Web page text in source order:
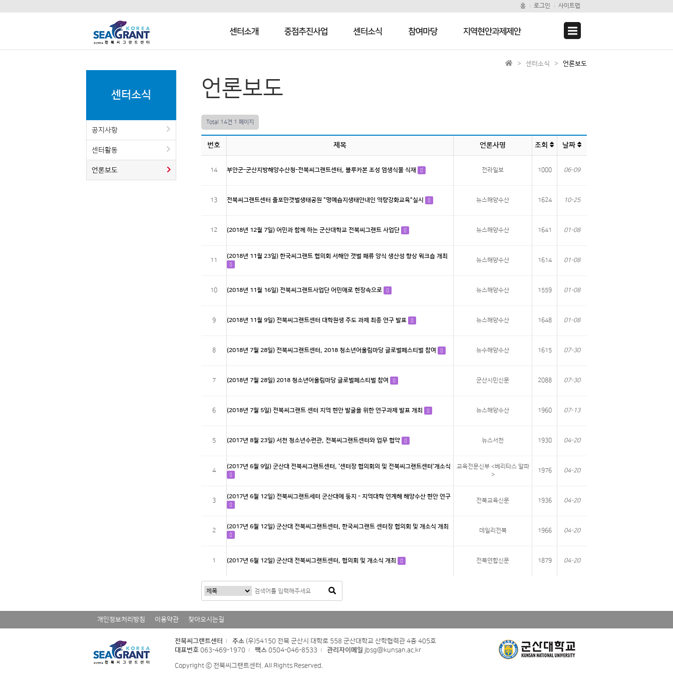
홈 로그인 사이트맵
센터소개 중점추진사업 센터소식 참여마당 지역현안과제제안
센터소식
공지사항
센터활동
언론보도
> 센터소식 > 언론보도
언론보도
Total 14건 1 페이지
번호 제목 언론사명 조회 날짜
14 부안군-군산지방해양수산청-전북씨그랜트센터, 블루카본 조성 염생식물 식재 전라일보 1000 06-09
13 전북씨그랜트센터 줄포만갯벌생태공원 "명예습지생태안내인 역량강화교육"실시 뉴스해양수산 1624 10-25
12 (2018년 12월 7일) 어민과 함께 하는 군산대학교 전북씨그랜트 사업단 뉴스해양수산 1641 01-08
11
(2018년 11월 23일) 한국씨그랜트 협의회 서해안 갯벌 패류 양식 생산성 향상 워크숍 개최
뉴스해양수산 1614 01-08
10 (2018년 11월 16일) 전북씨그랜트사업단 어민애로 현장속으로 뉴스해양수산 1559 01-08
9 (2018년 11월 9일) 전북씨그랜트센터 대학원생 주도 과제 최종 연구 발표 뉴스해양수산 1648 01-08
8 (2018년 7월 28일) 전북씨그랜트센터, 2018 청소년어울림마당 글로벌페스티벌 참여 뉴수해양수산 1615 07-30
7 (2018년 7월 28일) 2018 청소년어울림마당 글로벌페스티벌 참여 군산시민신문 2088 07-30
6 (2018년 7월 5일) 전북씨그랜트 센터 지역 현안 발굴을 위한 연구과제 발표 개최 뉴스해양수산 1960 07-13
5 (2017년 8월 23일) 서천 청소년수련관, 전북씨그랜트센터와 업무 협약 뉴스서천 1930 04-20
4
(2017년 6월 9일) 군산대 전북씨그랜트센터, '센터장 협의회의 및 전북씨그랜트센터'개소식
교육전문신부 <베리타스 알파
>
1976 04-20
3
(2017년 6월 12일) 전북씨그랜트세터 군산대에 둥지 - 지역대학 연계해 해양수산 현안 연구
전북교육신문 1936 04-20
2
(2017년 6월 12일) 군산대 전북씨그랜트센터, 한국씨그랜트 센터장 협의회 및 개소식 개최
데일리전북 1966 04-20
1 (2017년 6월 12일) 군산대 전북씨그랜트센터, 협의회 및 개소식 개최 전북연합신문 1879 04-20
개인정보처리방침 이용약관 찾아오시는길
전북씨그랜트센터 주소 (우)54150 전북 군산시 대학로 558 군산대학교 산학협력관 4층 405호
대표번호 063-469-1970 팩스 0504-046-8533 관리자이메일 jbsg@kunsan.ac.kr
Copyright ⓒ 전북씨그랜트센터. All Rights Reserved.